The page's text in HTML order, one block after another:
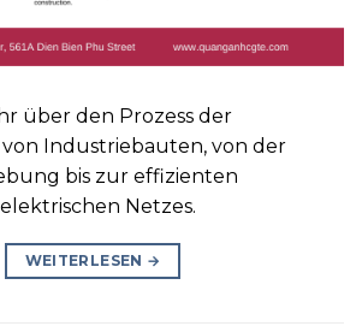
über den Prozess der
Industriebauten, von der
bis zur effizienten
Netzes.
WEITERLESEN →